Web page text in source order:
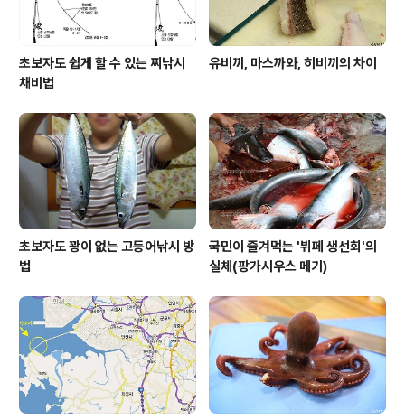
초보자도 쉽게 할 수 있는 찌낚시
채비법
유비끼, 마스까와, 히비끼의 차이
초보자도 꽝이 없는 고등어낚시 방
법
국민이 즐겨먹는 '뷔페 생선회'의
실체(팡가시우스 메기)